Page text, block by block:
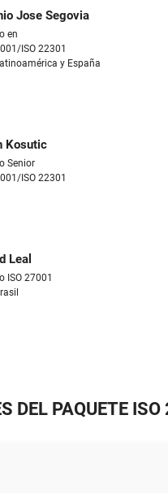
Jose Segovia
en
ISO 22301
y España
Kosutic
Senior
ISO 22301
Leal
ISO 27001
DEL PAQUETE